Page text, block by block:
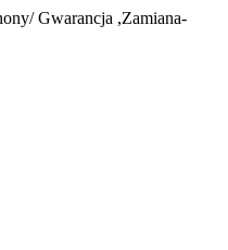
Gwarancja ,Zamiana-